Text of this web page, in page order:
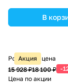
В
Акция
Розничная цена
15 928 ₽18 100 ₽ -
Цена по акции